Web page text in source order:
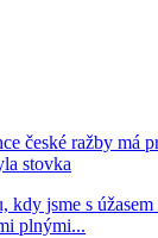
české ražby má
stovka
kdy jsme s
plnými...